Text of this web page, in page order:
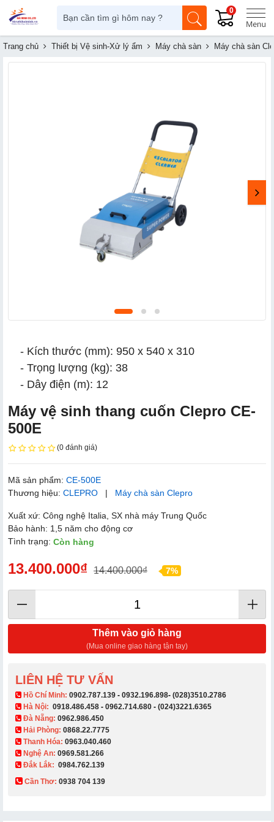
0
Trang chủ Thiết bị Vệ sinh-Xử lý ẩm Máy chà sàn Máy chà sàn
- Kích thước (mm): 950 x 540 x 310
- Trọng lượng (kg): 38
- Dây điện (m): 12
Máy vệ sinh thang cuốn Clepro CE-
500E
(0 đánh giá)
Mã sản phẩm: CE-500E
Thương hiệu: CLEPRO | Máy chà sàn Clepro
Xuất xứ: Công nghệ Italia, SX nhà máy Trung Quốc
Bảo hành: 1,5 năm cho động cơ
Tình trạng: Còn hàng
13.400.000₫ 14.400.000₫ 7%
Thêm vào giỏ hàng
(Mua online giao hàng tận tay)
LIÊN HỆ TƯ VẤN
​ Hồ Chí Minh: 0902.787.139 - 0932.196.898- (028)3510.2786
Hà Nội: 0918.486.458 - 0962.714.680 - (024)3221.6365
Đà Nẵng: 0962.986.450
Hải Phòng: 0868.22.7775
Thanh Hóa: 0963.040.460
Nghệ An: 0969.581.266
Đắk Lắk: 0984.762.139
Cần Thơ: 0938 704 139​